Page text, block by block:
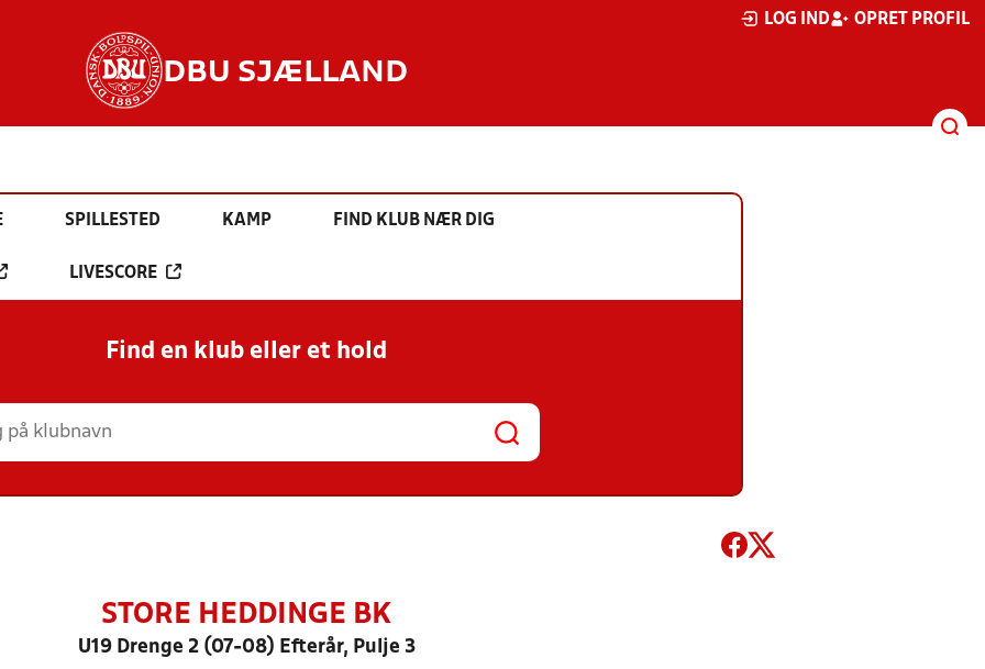
LOG IND OPRET PROFIL
DBU SJÆLLAND
SPILLESTED KAMP FIND KLUB NÆR DIG
LIVESCORE
Find en klub eller et hold
STORE HEDDINGE BK
U19 Drenge 2 (07-08) Efterår, Pulje 3